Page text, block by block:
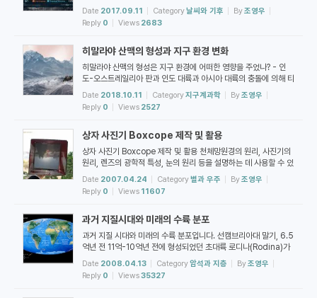
에서는 허리케인 Harvey가 텍사스주에 많은 피해를 준 후, 이어서
Irma가 발생하여 플로리다에 상륙하면서 어마어마한 피해를 주고
있습니다. 카리브해의 섬에서는 이미 많은 재산 및 인명 피해를 가져
부터 서쪽으로 이동하는 불안정한 흐름의 영향을 받습니다. 동쪽에
서 서쪽으로 이동하는 대기의 흐름을 편동풍(easterly)이라고 표현
합니다. 이...
Date 2017.09.11 Category날씨와 기후 By조영우
Reply 0 Views 2683
히말라야 산맥의 형성과 지구 환경 변화
히말라야 산맥의 형성은 지구 환경에 어떠한 영향을 주었나? - 인
도-오스트레일리아 판과 인도 대륙과 아시아 대륙의 충돌에 의해 티
벳과 히말라야 산맥 형성 - 아시아 대륙 내부의 한랭화 및 사막화에
영향 - 아시아 몬순을 형성하여 남아시아의 기후와 생물다양성 및
동아프리카 지역의 건조화에 영향 - 지구 규모로 볼 때 동아프리카
<지질 자원 사람> 2018년 9-10월호에 기고한 기사입니다. 아래
링크로 가서 2018년 9+10월호를 찾아 클릭하여 PDF 파일을 받
을 수 있습...
Date 2018.10.11 Category지구계과학 By조영우
Reply 0 Views 2527
상자 사진기 Boxcope 제작 및 활용
상자 사진기 Boxcope 제작 및 활용 천체망원경의 원리, 사진기의
원리, 렌즈의 광학적 특성, 눈의 원리 등을 설명하는 데 사용할 수 있
는 도구를 만들어 보았습니다. 박스코프는 옛날에 사진관에서 쓰던
사진기와 동일합니다. 사진사 아저씨는 렌즈로 빛을 모으고, 간유리
에 상을 맺은 후, 간유리를 꺼내고 사진건판을 집어넣어서 촬영을 했
한 장치가 천체사진 촬영에도 사용되었습니다. 이와 비슷한 몇 가지
장치와의 차이점을 간략히 비교해보겠습니다. * 상자사진기 : ...
Date 2007.04.24 Category별과 우주 By조영우
Reply 0 Views 11607
과거 지질시대와 미래의 수륙 분포
과거 지질 시대와 미래의 수륙 분포입니다. 선캠브리아대 말기, 6.5
억년 전 11억-10억년 전에 형성되었던 초대륙 로디나(Rodina)가
분열된 후 Pan-African 충돌에 의해 곤드와다 대륙이 성장하고
있습니다. 선캠브리아 후기는 오늘날처럼 "냉실(Ice House)"의
세계입니다. 온실의 반대 개념입니다. 캠브리아기 후반, 5.14억년
Date 2008.04.13 Category암석과 지층 By조영우
Reply 0 Views35327